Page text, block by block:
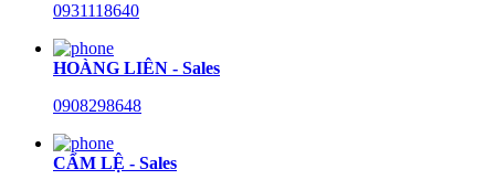
0931118640
HOÀNG LIÊN - Sales
0908298648
CẨM LỆ - Sales